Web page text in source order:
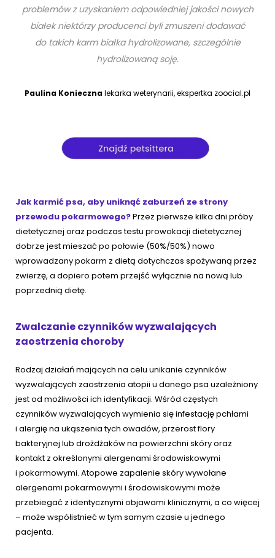
problemów z uzyskaniem odpowiedniej jakości nowych
białek niektórzy producenci byli zmuszeni dodawać
do takich karm białka hydrolizowane, szczególnie
hydrolizowaną soję.
Paulina Koniecznalekarka weterynarii, ekspertka zoocial.pl
Jak karmić psa, aby uniknąć zaburzeń ze strony
przewodu pokarmowego?Przez pierwsze kilka dni próby
dietetycznej oraz podczas testu prowokacji dietetycznej
dobrze jest mieszać po połowie (50%/50%) nowo
wprowadzany pokarm z dietą dotychczas spożywaną przez
zwierzę, a dopiero potem przejść wyłącznie na nową lub
poprzednią dietę.
Zwalczanie czynników wyzwalających
zaostrzenia choroby
Rodzaj działań mających na celu unikanie czynników
wyzwalających zaostrzenia atopii u danego psa uzależniony
jest od możliwości ich identyfikacji. Wśród częstych
czynników wyzwalających wymienia się infestację pchłami
i alergię na ukąszenia tych owadów, przerost flory
bakteryjnej lub drożdżaków na powierzchni skóry oraz
kontakt z określonymi alergenami środowiskowymi
i pokarmowymi. Atopowe zapalenie skóry wywołane
alergenami pokarmowymi i środowiskowymi może
przebiegać z identycznymi objawami klinicznymi, a co więcej
– może współistnieć w tym samym czasie u jednego
pacjenta.